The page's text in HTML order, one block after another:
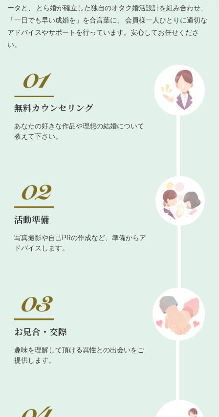
ータと、 とら婚が確立した独自のオタク婚活設計を組み合わせ、
「一日でも早い成婚を」を合言葉に、 会員様一人ひとりに適切な
アドバイスやサポートを行っています。安心してお任せくださ
い。
無料カウンセリング
あなたの好きな作品や理想の結婚について
教えて下さい。
活動準備
写真撮影や自己PRの作成など、準備からア
ドバイスします。
お見合・交際
趣味を理解して頂ける異性との出会いをご
提供します。